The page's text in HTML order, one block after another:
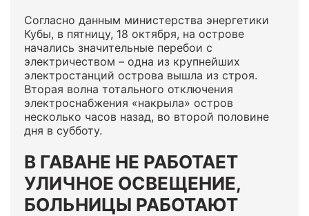
Согласно данным министерства энергетики
Кубы, в пятницу, 18 октября, на острове
начались значительные перебои с
электричеством – одна из крупнейших
электростанций острова вышла из строя.
Вторая волна тотального отключения
электроснабжения «накрыла» остров
несколько часов назад, во второй половине
дня в субботу.
В ГАВАНЕ НЕ РАБОТАЕТ
УЛИЧНОЕ ОСВЕЩЕНИЕ,
БОЛЬНИЦЫ РАБОТАЮТ